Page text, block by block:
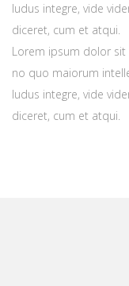
ludus integre, vide
diceret, cum et atqui.
Lorem ipsum dolor sit
no quo maiorum
ludus integre, vide
diceret, cum et atqui.